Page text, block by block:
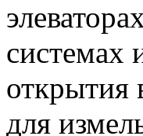
системах
открытия
для